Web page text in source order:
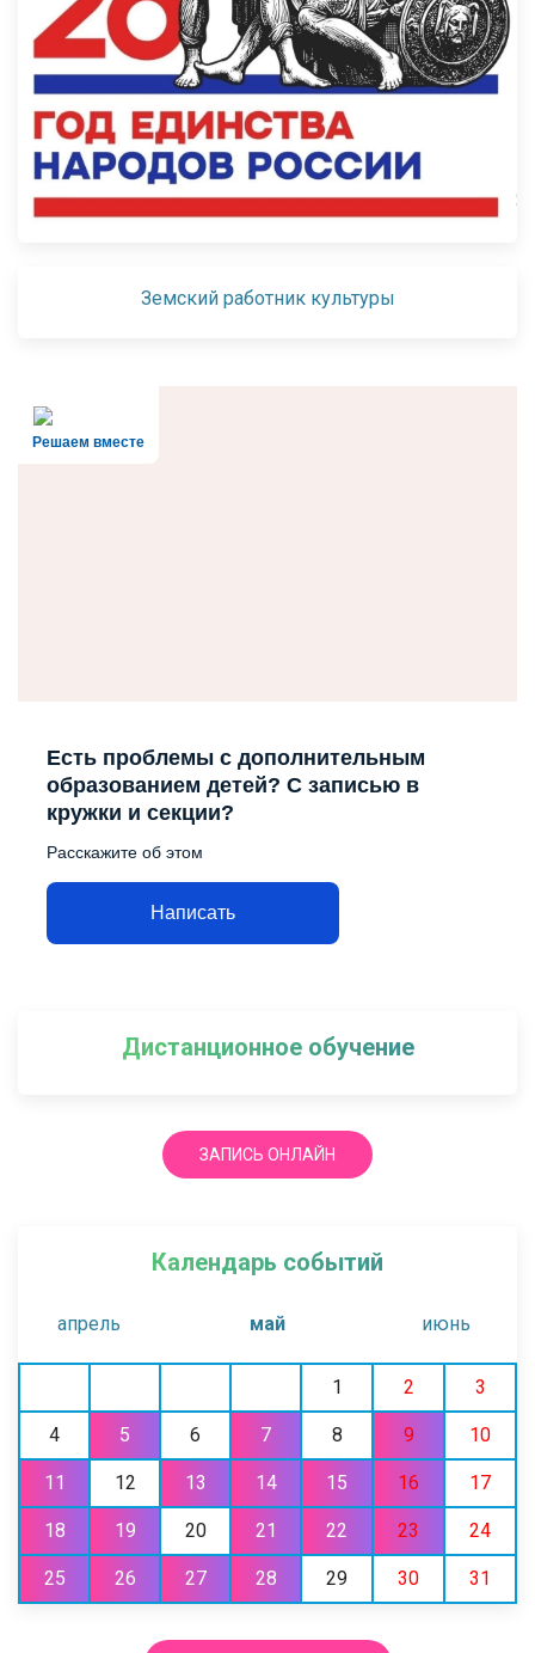
Земский работник культуры
Решаем вместе
Есть проблемы с дополнительным
образованием детей? С записью в
кружки и секции?
Расскажите об этом
Написать
Дистанционное обучение
ЗАПИСЬ ОНЛАЙН
Календарь событий
апрель май июнь
1 2 3
4 5 6 7 8 9 10
11 12 13 14 15 16 17
18 19 20 21 22 23 24
25 26 27 28 29 30 31